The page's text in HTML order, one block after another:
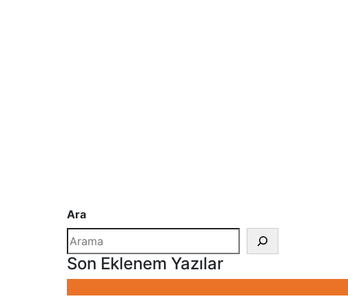
Ara
Son Eklenem Yazılar